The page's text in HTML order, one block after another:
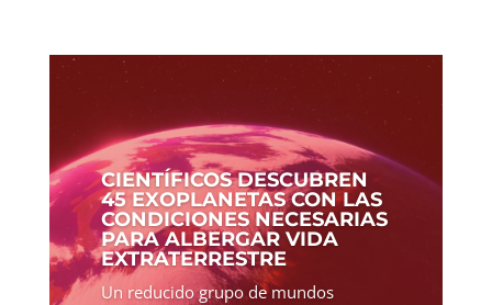
CIENTÍFICOS DESCUBREN
45 EXOPLANETAS CON LAS
CONDICIONES NECESARIAS
PARA ALBERGAR VIDA
EXTRATERRESTRE
Un reducido grupo de mundos